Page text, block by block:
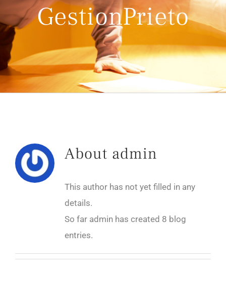
GestionPrieto
About admin
This author has not yet filled in any
details.
So far admin has created 8 blog
entries.